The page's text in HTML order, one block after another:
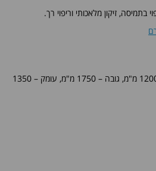
בתמיסה, זיקון מלאכותי וריפוי רך.
, עומק – 1350